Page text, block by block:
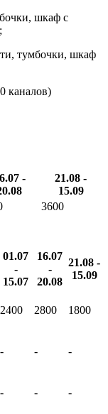
шкаф с
тумбочки, шкаф
каналов)
-
21.08 -
15.09
3600
01.07
-
15.07
16.07
-
20.08
21.08 -
15.09
2400 2800 1800
- - -
- - -